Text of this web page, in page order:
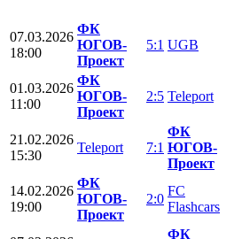
07.03.2026
18:00
ФК
ЮГОВ-
Проект
5:1 UGB
01.03.2026
11:00
ФК
ЮГОВ-
Проект
2:5 Teleport
21.02.2026
15:30
Teleport 7:1
ФК
ЮГОВ-
Проект
14.02.2026
19:00
ФК
ЮГОВ-
Проект
2:0
FC
Flashcars
ФК